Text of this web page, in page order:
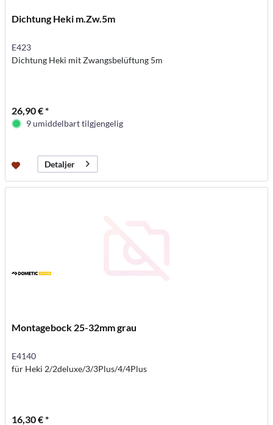
Dichtung Heki m.Zw.5m
E423
Dichtung Heki mit Zwangsbelüftung 5m
26,90 € *
9 umiddelbart tilgjengelig
Detaljer
Montagebock 25-32mm grau
E4140
für Heki 2/2deluxe/3/3Plus/4/4Plus
16,30 € *